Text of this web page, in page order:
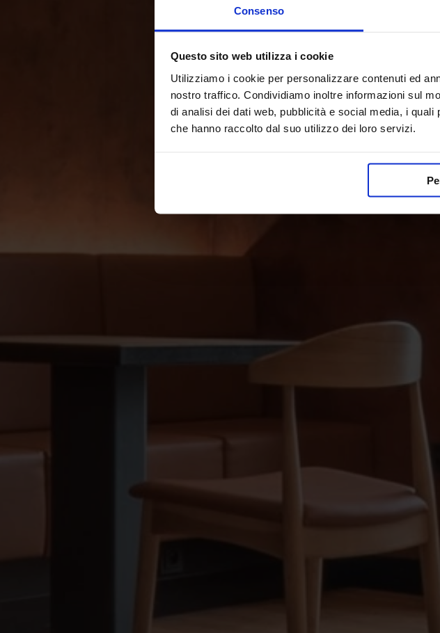
Consenso
Questo sito web utilizza i cookie
Utilizziamo i cookie per personalizzare contenuti ed
nostro traffico. Condividiamo inoltre informazioni sul
di analisi dei dati web, pubblicità e social media, i
che hanno raccolto dal suo utilizzo dei loro servizi.